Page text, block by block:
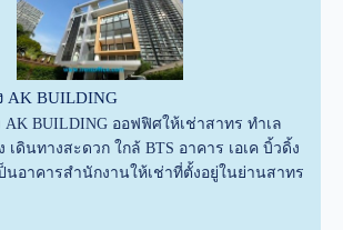
AK BUILDING
AK BUILDING ออฟฟิศให้เช่าสาทร ทำเล
เดินทางสะดวก ใกล้ BTS อาคาร เอเค บิ้วดิ้ง
นอาคารสำนักงานให้เช่าที่ตั้งอยู่ในย่านสาทร